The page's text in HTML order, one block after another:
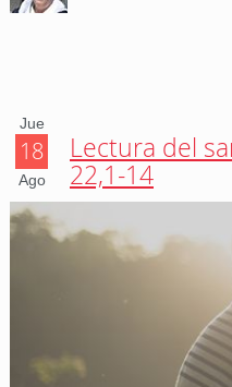
Jue
18
Ago
Lectura del
22,1-14